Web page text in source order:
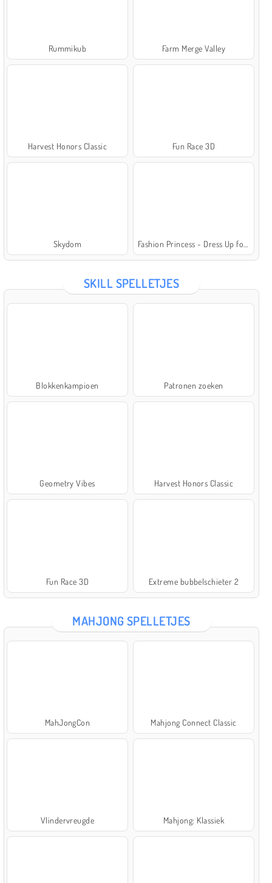
Rummikub Farm Merge Valley
Harvest Honors Classic Fun Race 3D
Skydom Fashion Princess - Dress Up for Girls
SKILL SPELLETJES
Blokkenkampioen Patronen zoeken
Geometry Vibes Harvest Honors Classic
Fun Race 3D Extreme bubbelschieter 2
MAHJONG SPELLETJES
MahJongCon Mahjong Connect Classic
Vlindervreugde Mahjong: Klassiek